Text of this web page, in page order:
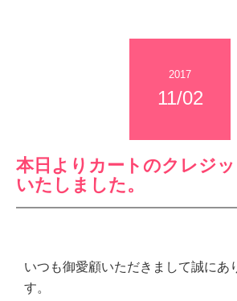
2017
11/02
本日よりカートのクレジ
いたしました。
いつも御愛顧いただきまして誠にあ
す。